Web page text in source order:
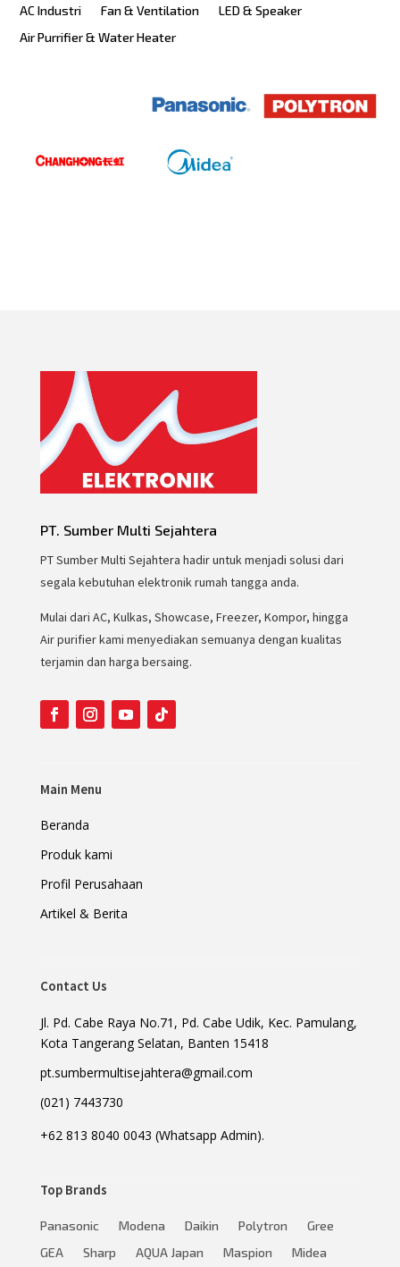
AC Industri
Fan & Ventilation
LED & Speaker
Air Purrifier & Water Heater
PT. Sumber Multi Sejahtera
PT Sumber Multi Sejahtera hadir untuk menjadi solusi dari
segala kebutuhan elektronik rumah tangga anda.
Mulai dari AC, Kulkas, Showcase, Freezer, Kompor, hingga
Air purifier kami menyediakan semuanya dengan kualitas
terjamin dan harga bersaing.
Main Menu
Beranda
Produk kami
Profil Perusahaan
Artikel & Berita
Contact Us
Jl. Pd. Cabe Raya No.71, Pd. Cabe Udik, Kec. Pamulang,
Kota Tangerang Selatan, Banten 15418
pt.sumbermultisejahtera@gmail.com
(021) 7443730
+62 813 8040 0043 (Whatsapp Admin).
Top Brands
Panasonic Modena Daikin Polytron
Gree
GEA
Sharp AQUA Japan Maspion Midea